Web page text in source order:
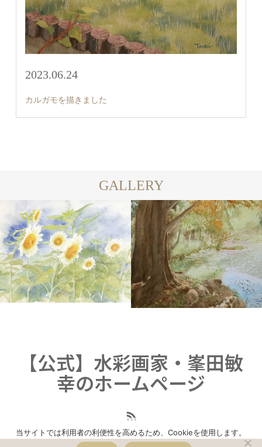
2023.06.24
カルガモを描きました
GALLERY
WATERCOLOR
【公式】水彩画家・峯田敏
幸のホームページ
当サイトでは利用者の利便性を高めるため、Cookieを使用します。